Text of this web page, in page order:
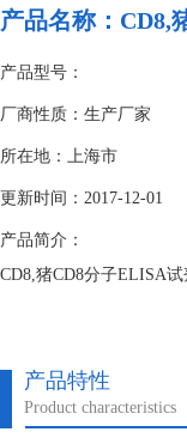
产品名称： CD8,
产品型号：
厂商性质：生产厂家
所在地：上海市
更新时间：2017-12-01
产品简介：
CD8,猪CD8分子ELISA
产品特性
Product characteristics